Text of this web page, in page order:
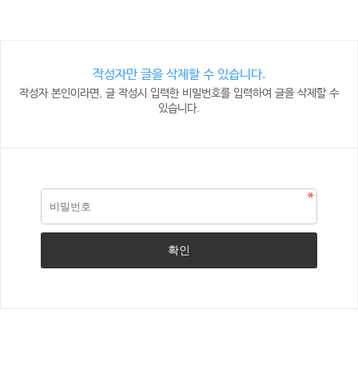
작성자만 글을 삭제할 수 있습니다.
작성자 본인이라면, 글 작성시 입력한 비밀번호를 입력하여 글을 삭제할 수
있습니다.